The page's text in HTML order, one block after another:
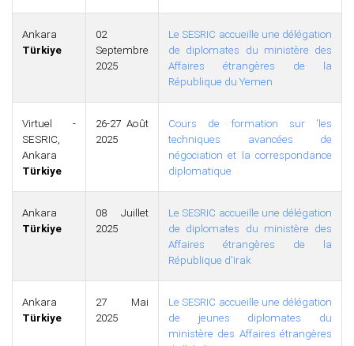
Ankara
Türkiye
02
Septembre
2025
Le SESRIC accueille une délégation
de diplomates du ministère des
Affaires étrangères de la
République du Yemen
Virtuel -
SESRIC,
Ankara
Türkiye
26-27 Août
2025
Cours de formation sur 'les
techniques avancées de
négociation et la correspondance
diplomatique
Ankara
Türkiye
08 Juillet
2025
Le SESRIC accueille une délégation
de diplomates du ministère des
Affaires étrangères de la
République d'Irak
Ankara
Türkiye
27 Mai
2025
Le SESRIC accueille une délégation
de jeunes diplomates du
ministère des Affaires étrangères